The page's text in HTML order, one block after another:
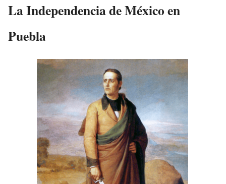
La Independencia de México en
Puebla